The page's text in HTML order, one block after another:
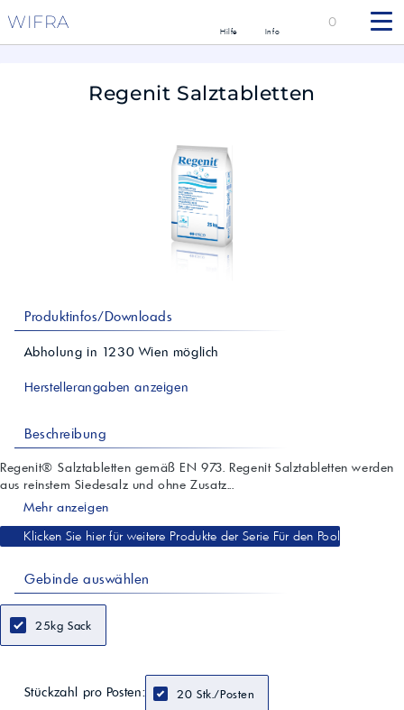
WIFRA Hilfe Info
0
Regenit Salztabletten
Produktinfos/Downloads
Abholung in 1230 Wien möglich
Herstellerangaben anzeigen
Beschreibung
Regenit® Salztabletten gemäß EN 973. Regenit Salztabletten werden
aus reinstem Siedesalz und ohne Zusatz...
Mehr anzeigen
Klicken Sie hier für weitere Produkte der Serie Für den Pool
Gebinde auswählen
25kg Sack
Stückzahl pro Posten: 20 Stk./Posten